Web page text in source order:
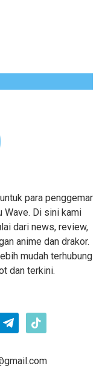
para penggemar
Wave. Di sini kami
dari news, review,
anime dan drakor.
mudah terhubung
dan terkini.
telegramtiktok